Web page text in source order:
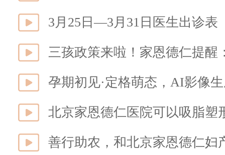
3月25日—3月31日医生出诊表
三孩政策来啦！家恩德仁提醒
孕期初见·定格萌态，AI影像
北京家恩德仁医院可以吸脂塑
善行助农，和北京家恩德仁妇